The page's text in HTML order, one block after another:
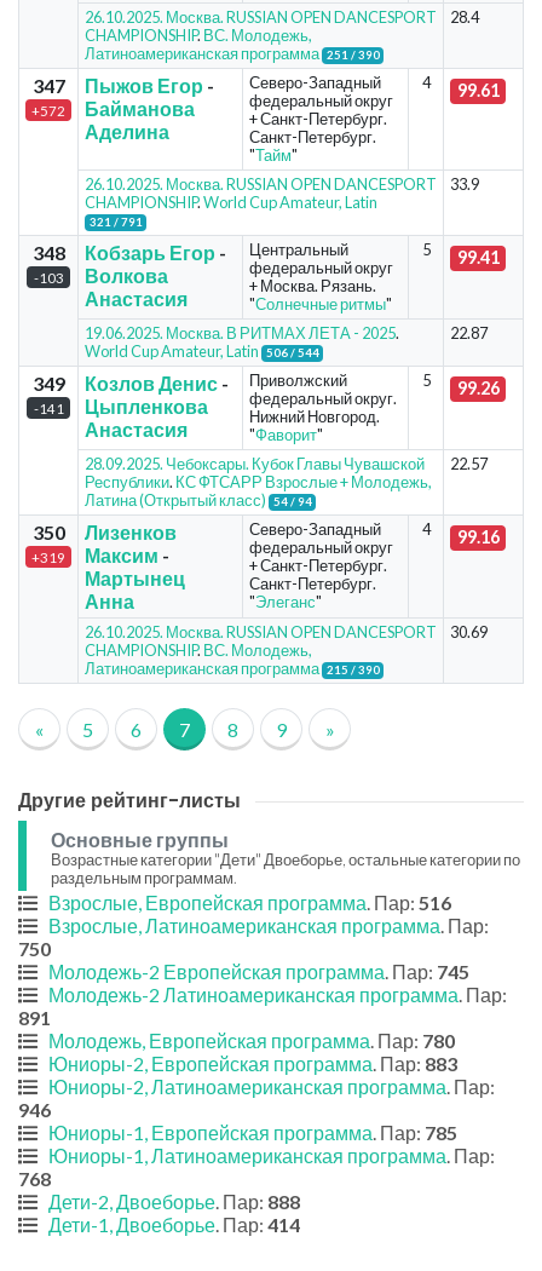
26.10.2025. Москва. RUSSIAN OPEN DANCESPORT
CHAMPIONSHIP. ВС. Молодежь,
Латиноамериканская программа 251 / 390
28.4
347
+572
Пыжов Егор -
Байманова
Аделина
Северо-Западный
федеральный округ
+ Санкт-Петербург.
Санкт-Петербург.
"Тайм"
4 99.61
26.10.2025. Москва. RUSSIAN OPEN DANCESPORT
CHAMPIONSHIP.World Cup Amateur, Latin
321 / 791
33.9
348
-103
Кобзарь Егор -
Волкова
Анастасия
Центральный
федеральный округ
+ Москва. Рязань.
"Солнечные ритмы"
5 99.41
19.06.2025. Москва. В РИТМАХ ЛЕТА - 2025.
World Cup Amateur, Latin
506 / 544
22.87
349
-141
Козлов Денис-
Цыпленкова
Анастасия
Приволжский
федеральный округ.
Нижний Новгород.
"Фаворит"
5 99.26
28.09.2025. Чебоксары. Кубок Главы Чувашской
Республики. КС ФТСАРР Взрослые + Молодежь,
Латина (Открытый класс)
54 / 94
22.57
350
+319
Лизенков
Максим -
Мартынец
Анна
Северо-Западный
федеральный округ
+ Санкт-Петербург.
Санкт-Петербург.
"Элеганс"
4 99.16
26.10.2025. Москва. RUSSIAN OPEN DANCESPORT
CHAMPIONSHIP. ВС. Молодежь,
Латиноамериканская программа 215 / 390
30.69
« 5 6 7 8 9 »
Другие рейтинг-листы
Основные группы
Возрастные категории "Дети" Двоеборье, остальные категории по
раздельным программам.
Взрослые, Европейская программа. Пар: 516
Взрослые, Латиноамериканская программа. Пар:
750
Молодежь-2 Европейская программа. Пар: 745
Молодежь-2 Латиноамериканская программа. Пар:
891
Молодежь, Европейская программа. Пар: 780
Юниоры-2, Европейская программа. Пар: 883
Юниоры-2, Латиноамериканская программа. Пар:
946
Юниоры-1, Европейская программа. Пар: 785
Юниоры-1, Латиноамериканская программа. Пар:
768
Дети-2, Двоеборье. Пар: 888
Дети-1, Двоеборье. Пар: 414